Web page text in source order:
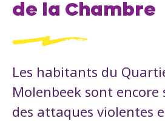
de la Chambre
Les habitants du
Molenbeek sont encore
des attaques violentes